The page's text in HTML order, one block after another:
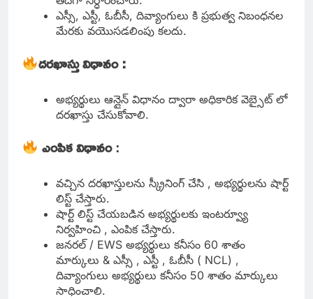
ఎస్సీ, ఎస్టీ, ఓబీసీ, దివ్యాంగులు కి ప్రభుత్వ నిబంధనల
మేరకు వయొసడలింపు కలదు.
దరఖాస్తు విధానం :
అభ్యర్థులు ఆన్లైన్ విధానం ద్వారా అధికారిక వెబ్సైట్ లో
దరఖాస్తు చేసుకోవాలి.
ఎంపిక విధానం:
వచ్చిన దరఖాస్తులను స్క్రీనింగ్ చేసి , అభ్యర్థులను షార్ట్
లిస్ట్ చేస్తారు.
షార్ట్ లిస్ట్ చేయబడిన అభ్యర్థులకు ఇంటర్వ్యూ
నిర్వహించి , ఎంపిక చేస్తారు.
జనరల్ / EWS అభ్యర్థులు కనీసం 60 శాతం
మార్కులు & ఎస్సీ , ఎస్టీ , ఓబీసీ ( NCL) ,
దివ్యాంగులు అభ్యర్థులు కనీసం 50 శాతం మార్కులు
సాధించాలి.